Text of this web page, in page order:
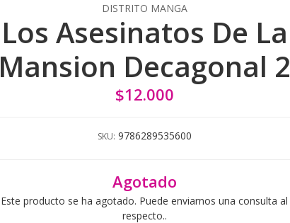
DISTRITO MANGA
Los Asesinatos De La
Mansion Decagonal 2
$12.000
SKU: 9786289535600
Agotado
Este producto se ha agotado. Puede enviarnos una consulta al
respecto..